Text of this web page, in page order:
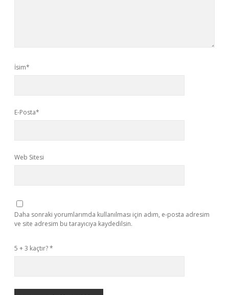
İsim*
E-Posta*
Web Sitesi
Daha sonraki yorumlarımda kullanılması için adım, e-posta adresim
ve site adresim bu tarayıcıya kaydedilsin.
5 + 3 kaçtır?*